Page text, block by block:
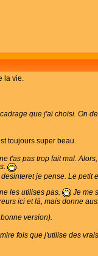
la vie.
que j'ai choisi. On
toujours super beau.
t'as pas trop fait mal.
je pense. Le petit
les utilises pas.
Je me
ici et là, mais donne
version).
fois que j'utilise des